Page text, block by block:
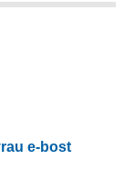
e-bost